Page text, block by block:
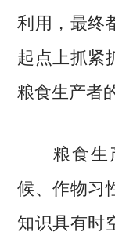
利用，最终
起点上抓紧
粮食生产者
粮食生
候、作物习
知识具有时